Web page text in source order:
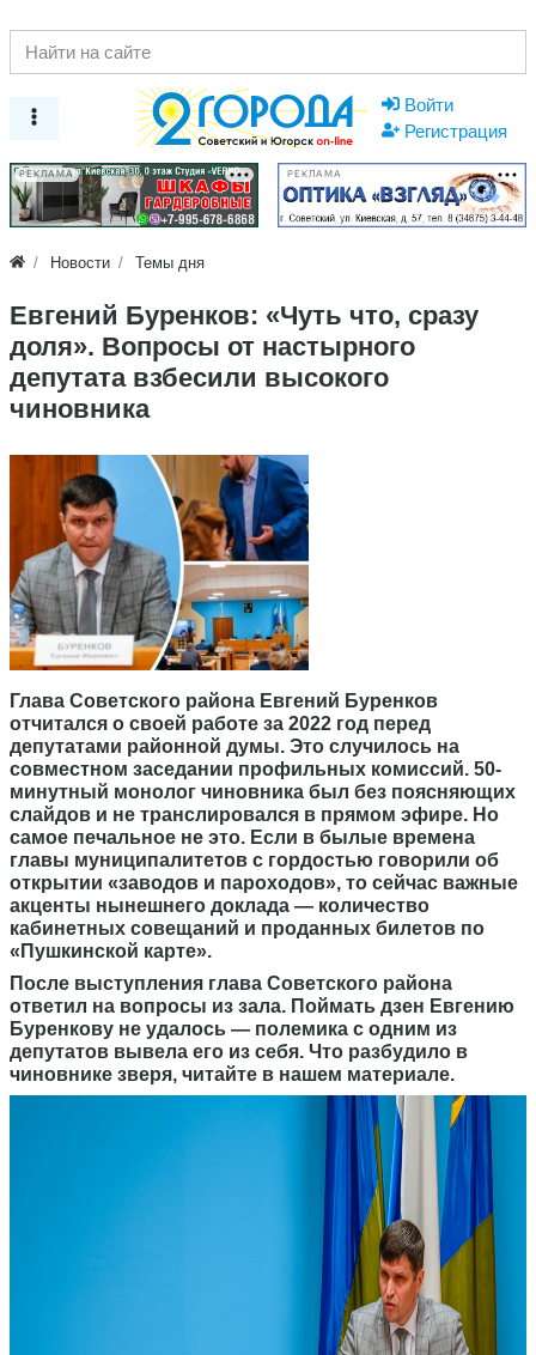
Войти
Регистрация
РЕКЛАМА РЕКЛАМА
Новости Темы дня
Евгений Буренков: «Чуть что, сразу
доля». Вопросы от настырного
депутата взбесили высокого
чиновника
Глава Советского района Евгений Буренков
отчитался о своей работе за 2022 год перед
депутатами районной думы. Это случилось на
совместном заседании профильных комиссий. 50-
минутный монолог чиновника был без поясняющих
слайдов и не транслировался в прямом эфире. Но
самое печальное не это. Если в былые времена
главы муниципалитетов с гордостью говорили об
открытии «заводов и пароходов», то сейчас важные
акценты нынешнего доклада — количество
кабинетных совещаний и проданных билетов по
«Пушкинской карте».
После выступления глава Советского района
ответил на вопросы из зала. Поймать дзен Евгению
Буренкову не удалось — полемика с одним из
депутатов вывела его из себя. Что разбудило в
чиновнике зверя, читайте в нашем материале.